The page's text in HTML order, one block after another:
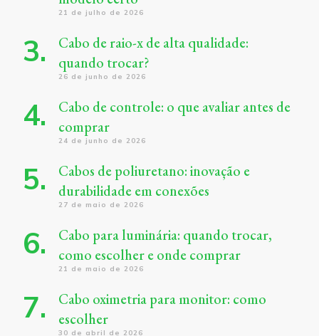
21 de julho de 2026
Cabo de raio-x de alta qualidade:
quando trocar?
26 de junho de 2026
Cabo de controle: o que avaliar antes de
comprar
24 de junho de 2026
Cabos de poliuretano: inovação e
durabilidade em conexões
27 de maio de 2026
Cabo para luminária: quando trocar,
como escolher e onde comprar
21 de maio de 2026
Cabo oximetria para monitor: como
escolher
30 de abril de 2026